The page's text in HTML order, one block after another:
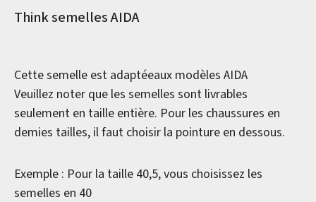
Informations sur le produit
Think semelles AIDA
Cette semelle est adaptéeaux modèles AIDA
Veuillez noter que les semelles sont livrables
seulement en taille entière. Pour les chaussures en
demies tailles, il faut choisir la pointure en dessous.
Exemple : Pour la taille 40,5, vous choisissez les
semelles en 40